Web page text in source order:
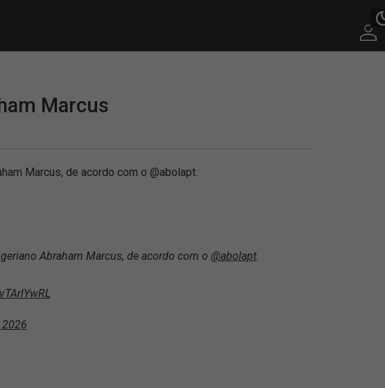
Marcus
Marcus, de acordo com o @abolapt.
Abraham Marcus, de acordo com o @abolapt.